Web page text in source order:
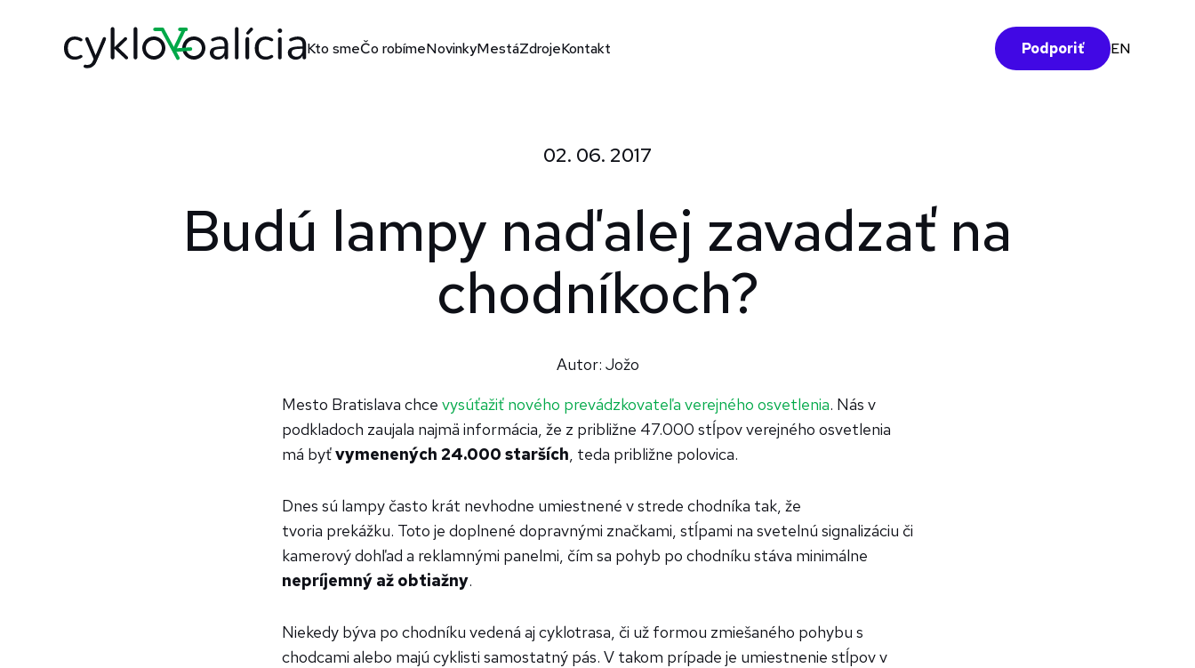
Kto smeČo robímeNovinkyMestáZdrojeKontakt Podporiť EN
02. 06. 2017
Budú lampy naďalej zavadzať na
chodníkoch?
Autor: Jožo
Mesto Bratislava chce vysúťažiť nového prevádzkovateľa verejného osvetlenia. Nás v
podkladoch zaujala najmä informácia, že z približne 47.000 stĺpov verejného osvetlenia
má byťvymenených 24.000 starších , teda približne polovica.
Dnes sú lampy často krát nevhodne umiestnené v strede chodníka tak, že
tvoria prekážku. Toto je doplnené dopravnými značkami, stĺpami na svetelnú signalizáciu či
kamerový dohľad a reklamnými panelmi, čím sa pohyb po chodníku stáva minimálne
nepríjemný až obtiažny.
Niekedy býva po chodníku vedená aj cyklotrasa, či už formou zmiešaného pohybu s
chodcami alebo majú cyklisti samostatný pás. V takom prípade je umiestnenie stĺpov v